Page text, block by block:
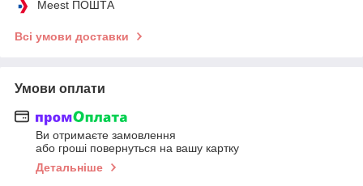
Meest ПОШТА
Всі умови доставки
Умови оплати
Ви отримаєте замовлення
або гроші повернуться на вашу картку
Детальніше